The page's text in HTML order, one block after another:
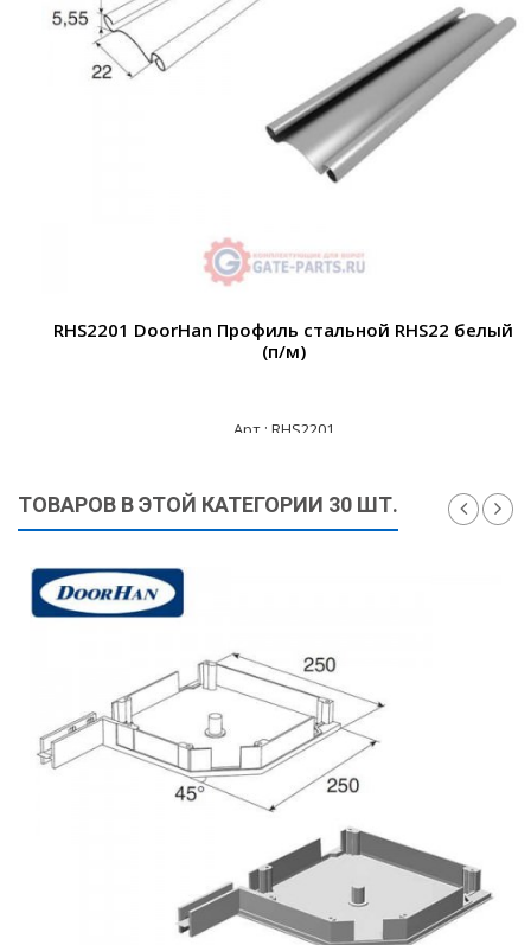
RHS2201 DoorHan Профиль стальной RHS22 белый
(п/м)
Арт.: RHS2201
ТОВАРОВ В ЭТОЙ КАТЕГОРИИ 30 ШТ.